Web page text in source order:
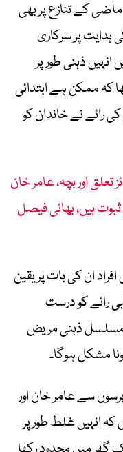
کے تنازع پر بھی
پر سرکاری
ذہنی طور پر
کہ ممکن ہے ابتدائی
رائے نے خاندان کو
اور بچہ، عامر خان
ہیں، بھائی فیصل
ان کی بات پر یقین
رائے کو درست
مسلسل ذہنی مریض
مشکل ہوگا۔
سے عامر خان اور
کہ انہیں غلط طور پر